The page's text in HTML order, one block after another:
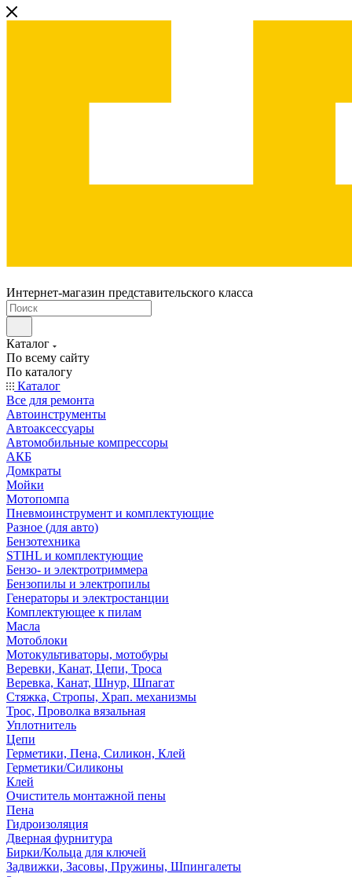
Интернет-магазин представительского класса
Каталог
По всему сайту
По каталогу
Каталог
Все для ремонта
Автоинструменты
Автоаксессуары
Автомобильные компрессоры
АКБ
Домкраты
Мойки
Мотопомпа
Пневмоинструмент и комплектующие
Разное (для авто)
Бензотехника
STIHL и комплектующие
Бензо- и электротриммера
Бензопилы и электропилы
Генераторы и электростанции
Комплектующее к пилам
Масла
Мотоблоки
Мотокультиваторы, мотобуры
Веревки, Канат, Цепи, Троса
Веревка, Канат, Шнур, Шпагат
Стяжка, Стропы, Храп. механизмы
Трос, Проволка вязальная
Уплотнитель
Цепи
Герметики, Пена, Силикон, Клей
Герметики/Силиконы
Клей
Очиститель монтажной пены
Пена
Гидроизоляция
Дверная фурнитура
Бирки/Кольца для ключей
Задвижки, Засовы, Пружины, Шпингалеты